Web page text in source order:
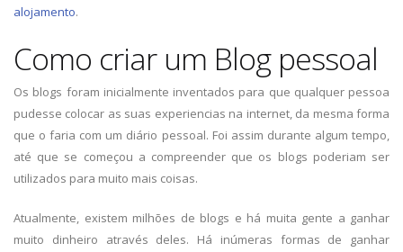
alojamento.
Como criar um Blog pessoal
Os blogs foram inicialmente inventados para que qualquer pessoa
pudesse colocar as suas experiencias na internet, da mesma forma
que o faria com um diário pessoal. Foi assim durante algum tempo,
até que se começou a compreender que os blogs poderiam ser
utilizados para muito mais coisas.
Atualmente, existem milhões de blogs e há muita gente a ganhar
muito dinheiro através deles. Há inúmeras formas de ganhar